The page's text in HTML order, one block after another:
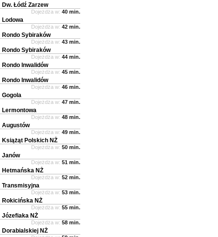
Dw. Łódź Zarzew
Dojeżdża w: 40 min.
Lodowa
Dojeżdża w: 42 min.
Rondo Sybiraków
Dojeżdża w: 43 min.
Rondo Sybiraków
Dojeżdża w: 44 min.
Rondo Inwalidów
Dojeżdża w: 45 min.
Rondo Inwalidów
Dojeżdża w: 46 min.
Gogola
Dojeżdża w: 47 min.
Lermontowa
Dojeżdża w: 48 min.
Augustów
Dojeżdża w: 49 min.
Książąt Polskich NŻ
Dojeżdża w: 50 min.
Janów
Dojeżdża w: 51 min.
Hetmańska NŻ
Dojeżdża w: 52 min.
Transmisyjna
Dojeżdża w: 53 min.
Rokicińska NŻ
Dojeżdża w: 55 min.
Józefiaka NŻ
Dojeżdża w: 58 min.
Dorabialskiej NŻ